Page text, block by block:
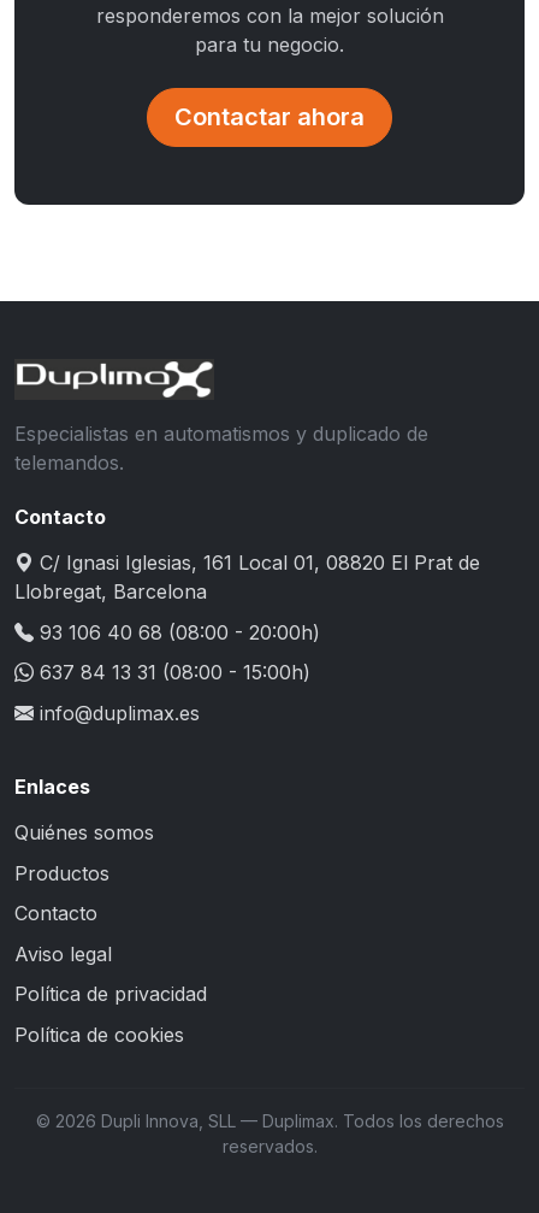
responderemos con la mejor solución
para tu negocio.
Contactar ahora
Especialistas en automatismos y duplicado de
telemandos.
Contacto
C/ Ignasi Iglesias, 161 Local 01, 08820 El Prat de
Llobregat, Barcelona
93 106 40 68 (08:00 - 20:00h)
637 84 13 31 (08:00 - 15:00h)
info@duplimax.es
Enlaces
Quiénes somos
Productos
Contacto
Aviso legal
Política de privacidad
Política de cookies
© 2026 Dupli Innova, SLL — Duplimax. Todos los derechos
reservados.